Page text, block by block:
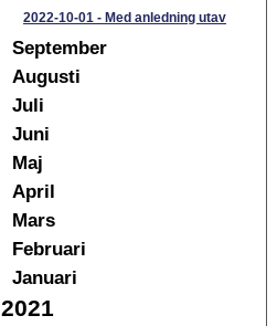
2022-10-01 - Med anledning utav
September
Augusti
Juli
Juni
Maj
April
Mars
Februari
Januari
2021